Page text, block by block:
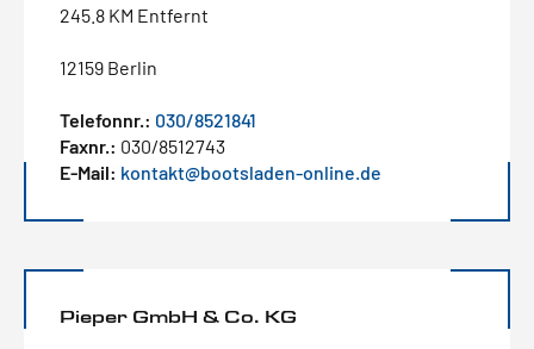
245.8 KM Entfernt
12159 Berlin
Telefonnr.: 030/8521841
Faxnr.: 030/8512743
E-Mail: kontakt@bootsladen-online.de
Pieper GmbH & Co. KG